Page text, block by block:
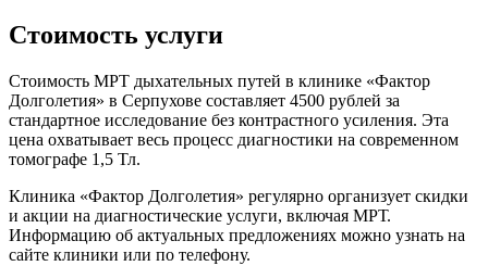
Стоимость услуги
Стоимость МРТ дыхательных путей в клинике «Фактор
Долголетия» в Серпухове составляет 4500 рублей за
стандартное исследование без контрастного усиления. Эта
цена охватывает весь процесс диагностики на современном
томографе 1,5 Тл.
Клиника «Фактор Долголетия» регулярно организует скидки
и акции на диагностические услуги, включая МРТ.
Информацию об актуальных предложениях можно узнать на
сайте клиники или по телефону.